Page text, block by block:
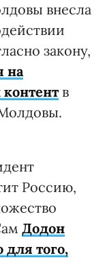
внесла
закону,
на
в
Россию,
Додон
для того,